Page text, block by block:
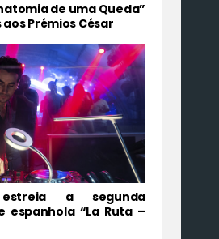
de uma Queda”
Prémios César
a segunda
espanhola “La Ruta –